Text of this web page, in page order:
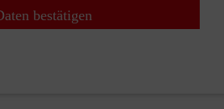
bestätigen